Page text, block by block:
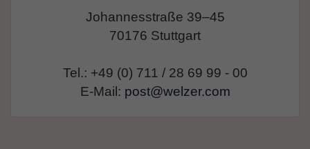
Johannesstraße 39–45
70176 Stuttgart
Tel.: +49 (0) 711 / 28 69 99 - 00
E-Mail: post@welzer.com